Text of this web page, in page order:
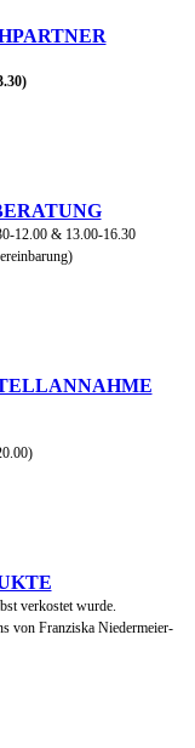
12.00 & 13.00-16.30
verkostet wurde.
von Franziska Niedermeier-